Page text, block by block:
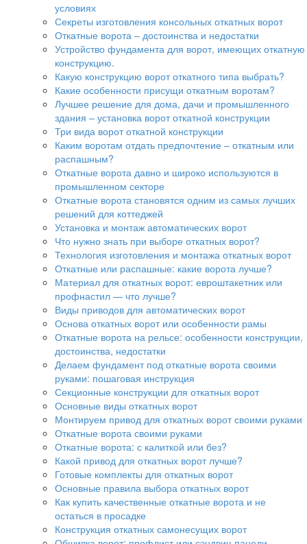
условиях
Секреты изготовления консольных откатных ворот
Откатные ворота – достоинства и недостатки
Устройство фундамента для ворот, имеющих откатную
конструкцию.
Какую конструкцию ворот откатного типа выбрать?
Какие особенности присущи откатным воротам?
Лучшее решение для дома, дачи и промышленного
здания – установка ворот откатной конструкции
Три вида ворот откатной конструкции
Каким воротам отдать предпочтение – откатным или
распашным?
Откатные ворота давно и широко используются в
промышленном секторе
Откатные ворота становятся одним из самых лучших
решений для коттеджей
Установка и монтаж автоматических ворот
Что нужно знать при выборе откатных ворот?
Технология изготовления и монтажа откатных ворот
Откатные или распашные: какие ворота лучше?
Материал для откатных ворот: евроштакетник или
профнастил — что лучше?
Виды приводов для автоматических ворот
Основа откатных ворот или особенности рамы
Откатные ворота на рельсе: особенности конструкции,
достоинства, недостатки
Делаем фундамент под откатные ворота своими
руками: пошаговая инструкция
Секционные конструкции для откатных ворот
Основные виды откатных ворот
Монтируем привод для откатных ворот своими руками
Откатные ворота своими руками
Откатные ворота: с калиткой или без?
Какой привод для откатных ворот лучше?
Готовые комплекты для откатных ворот
Основные правила выбора откатных ворот
Как купить качественные откатные ворота и не
остаться в просадке
Конструкция откатных самонесущих ворот